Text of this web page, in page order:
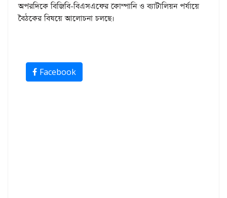
অপরদিকে বিজিবি-বিএসএফের কোম্পানি ও ব্যাটালিয়ন পর্যায়ে
বৈঠকের বিষয়ে আলোচনা চলছে।
Facebook